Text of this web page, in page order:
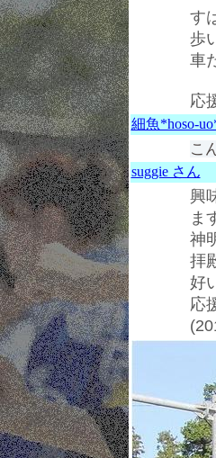
す
歩
車
応
細魚*hoso-
こ
suggie さん
興
ま
神
拝
好
応